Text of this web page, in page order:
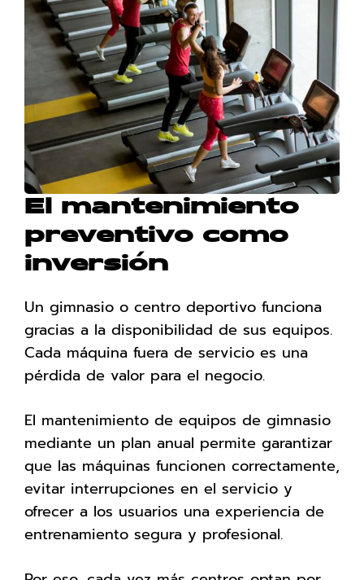
El mantenimiento
preventivo como
inversión
Un gimnasio o centro deportivo funciona
gracias a la disponibilidad de sus equipos.
Cada máquina fuera de servicio es una
pérdida de valor para el negocio.
El mantenimiento de equipos de gimnasio
mediante un plan anual permite garantizar
que las máquinas funcionen correctamente,
evitar interrupciones en el servicio y
ofrecer a los usuarios una experiencia de
entrenamiento segura y profesional.